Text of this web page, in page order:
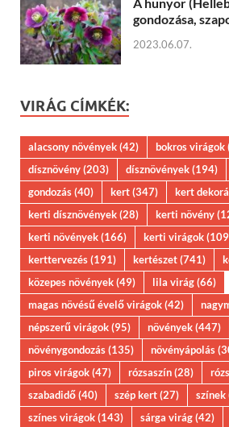
gondozása,
2023.06.07.
VIRÁG CÍMKÉK:
alacsony növények(42) bokros virágok
dísznövény(203) dísznövények(194)
gondozás(40) kert(347) kert
kerti dísznövények(28) kerti növény
kerti növények(166) kerti virágok
kerttervezés(191) kertészet(741)
közepes növények(49) lila virág(66)
magas növésű évelő virágok(42)
népszerű virágok(95) növények(447)
növénygondozás(135) növényápolás
piros virágok(47) rózsaszín(28)
szabadidő(40) szép kert(27) színek
színes virágok(143) sárga virág(42)